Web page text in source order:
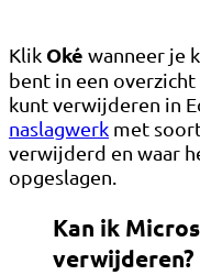
Klik Oké wanneer je
bent in een
kunt verwijderen in
naslagwerk met
verwijderd en waar
opgeslagen.
Kan ik
verwijderen?